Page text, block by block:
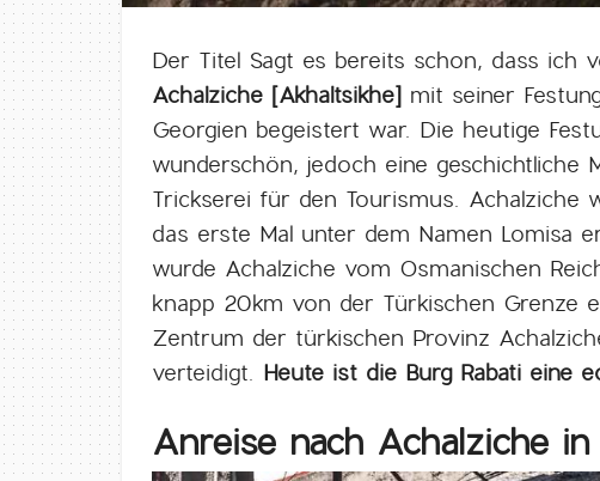
Der Titel Sagt es bereits schon, dass ich
Achalziche [Akhaltsikhe] mit seiner
Georgien begeistert war. Die heutige
wunderschön, jedoch eine geschichtliche
Trickserei für den Tourismus. Achalziche
das erste Mal unter dem Namen Lomisa
wurde Achalziche vom Osmanischen
knapp 20km von der Türkischen Grenze
Zentrum der türkischen Provinz
verteidigt. Heute ist die Burg Rabati eine
Anreise nach Achalziche